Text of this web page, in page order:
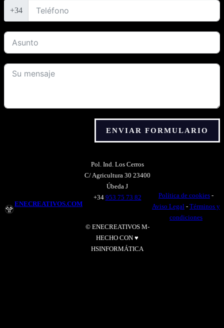
+34
ENVIAR FORMULARIO
ENECREATIVOS.COM
Pol. Ind. Los Cerros
C/ Agricultura 30 23400
Úbeda J
+34 953 75 73 82
© ENECREATIVOS M-
HECHO CON ♥
HSINFORMÁTICA
Política de cookies-
Aviso Legal - Términos y
condiciones